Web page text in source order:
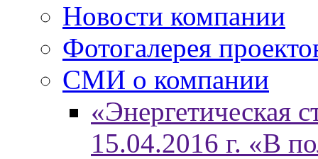
Новости компании
Фотогалерея
СМИ о компании
«Энергетическая
15.04.2016 г. «В